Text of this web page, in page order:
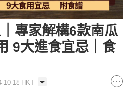
專家解構6款南瓜
9大進食宜忌｜食
10-18 HKT